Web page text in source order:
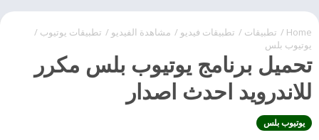
Home
/ تطبيقات / تطبيقات فيديو / مشاهدة الفيديو / تطبيقات يوتيوب /
يوتيوب بلس
تحميل برنامج يوتيوب بلس مكرر
للاندرويد احدث اصدار
يوتيوب بلس